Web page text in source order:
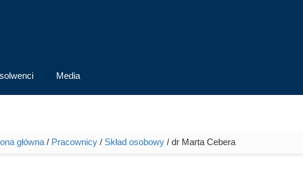
Media
tutaj
główna/ Pracownicy/ Skład osobowy/ dr Marta Cebera